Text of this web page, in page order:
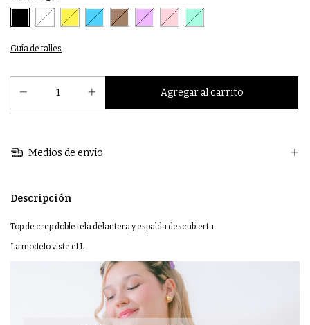
Guía de talles
Medios de envío
Descripción
Top de crep doble tela delantera y espalda descubierta.
La modelo viste el L